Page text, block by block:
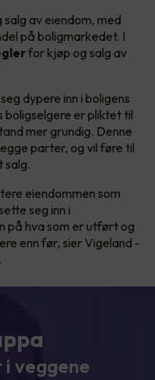
av eiendom, med
på boligmarkedet. I
for kjøp og salg av
dypere inn i boligens
boligselgere er pliktet til
mer grundig. Denne
parter, og vil føre til
eiendommen som
seg inn i
på hva som er utført og
enn før, sier Vigeland -
veggene